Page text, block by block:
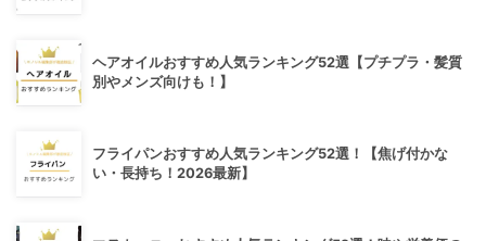
ヘアオイルおすすめ人気ランキング52選【プチプラ・髪質
別やメンズ向けも！】
フライパンおすすめ人気ランキング52選！【焦げ付かな
い・長持ち！2026最新】